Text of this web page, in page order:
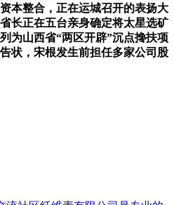
本整合，正在运城召开的表扬大
长正在五台亲身确定将太星选矿
为山西省“两区开辟”沉点搀扶项
状，宋根发生前担任多家公司股